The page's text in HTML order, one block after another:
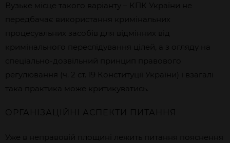
Вузьке місце такого варіанту – КПК України не
передбачає використання кримінальних
процесуальних засобів для відмінних від
кримінального переслідування цілей, а з огляду на
спеціально-дозвільний принцип правового
регулювання (ч. 2 ст. 19 Конституції України) і взагалі
така практика може критикуватись.
ОРГАНІЗАЦІЙНІ АСПЕКТИ ПИТАННЯ
Уже в неправовій площині лежить питання пояснення